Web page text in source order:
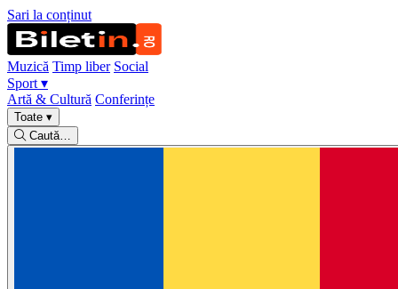
Sari la conținut
Muzică Timp liber Social
Sport ▾
Artă & Cultură Conferințe
Toate ▾
Caută…